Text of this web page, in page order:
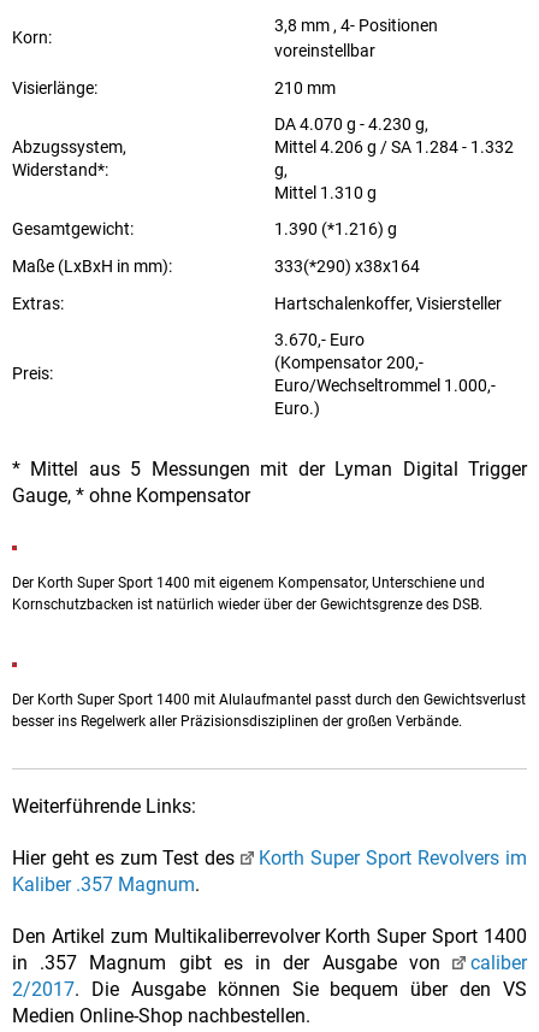
Korn:
3,8 mm , 4- Positionen
voreinstellbar
Visierlänge:
210 mm
Abzugssystem,
Widerstand*:
DA 4.070 g - 4.230 g,
Mittel 4.206 g / SA 1.284 - 1.332
g,
Mittel 1.310 g
Gesamtgewicht:
1.390 (*1.216) g
Maße (LxBxH in mm):
333(*290) x38x164
Extras:
Hartschalenkoffer, Visiersteller
Preis:
3.670,- Euro
(Kompensator 200,-
Euro/Wechseltrommel 1.000,-
Euro.)
* Mittel aus 5 Messungen mit der Lyman Digital Trigger
Gauge, * ohne Kompensator
Der Korth Super Sport 1400 mit eigenem Kompensator, Unterschiene und
Kornschutzbacken ist natürlich wieder über der Gewichtsgrenze des DSB.
Der Korth Super Sport 1400 mit Alulaufmantel passt durch den Gewichtsverlust
besser ins Regelwerk aller Präzisionsdisziplinen der großen Verbände.
Weiterführende Links:
Hier geht es zum Test des
Korth Super Sport Revolvers im
Kaliber .357 Magnum.
Den Artikel zum Multikaliberrevolver Korth Super Sport 1400
in .357 Magnum gibt es in der Ausgabe von
caliber
2/2017. Die Ausgabe können Sie bequem über den VS
Medien Online-Shop nachbestellen.